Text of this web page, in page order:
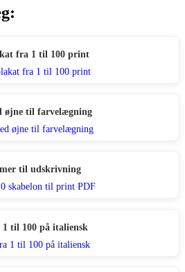
fra 1 til 100 print
øjne til farvelægning
til udskrivning
til 100 på italiensk